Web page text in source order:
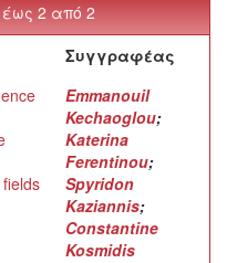
2 από 2
Συγγραφέας
Emmanouil
Kechaoglou;
Katerina
Ferentinou;
Spyridon
Kaziannis;
Constantine
Kosmidis